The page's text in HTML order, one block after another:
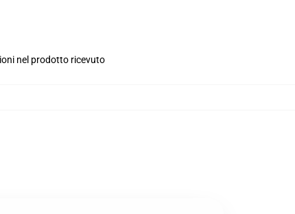
nel prodotto ricevuto